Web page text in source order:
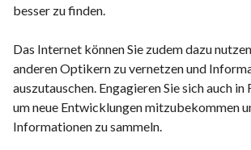
besser zu finden.
Das Internet können Sie zudem dazu
anderen Optikern zu vernetzen und
auszutauschen. Engagieren Sie sich auch in
um neue Entwicklungen mitzubekommen
Informationen zu sammeln.